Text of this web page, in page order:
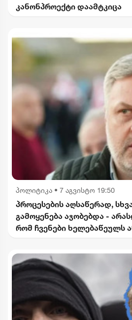
კანონპროექტი დაამტკიცა
პოლიტიკა • 7 აგვისტო 19:50
პროცესების აღსაწერად,
გამოყენება აჯობებდა -
რომ ჩვენები ხელებაწეულს